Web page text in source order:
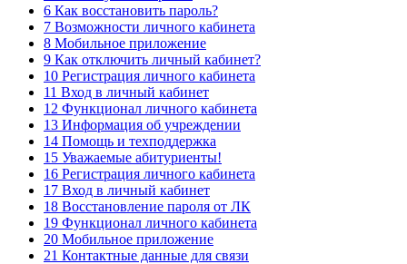
6 Как восстановить пароль?
7 Возможности личного кабинета
8 Мобильное приложение
9 Как отключить личный кабинет?
10 Регистрация личного кабинета
11 Вход в личный кабинет
12 Функционал личного кабинета
13 Информация об учреждении
14 Помощь и техподдержка
15 Уважаемые абитуриенты!
16 Регистрация личного кабинета
17 Вход в личный кабинет
18 Восстановление пароля от ЛК
19 Функционал личного кабинета
20 Мобильное приложение
21 Контактные данные для связи